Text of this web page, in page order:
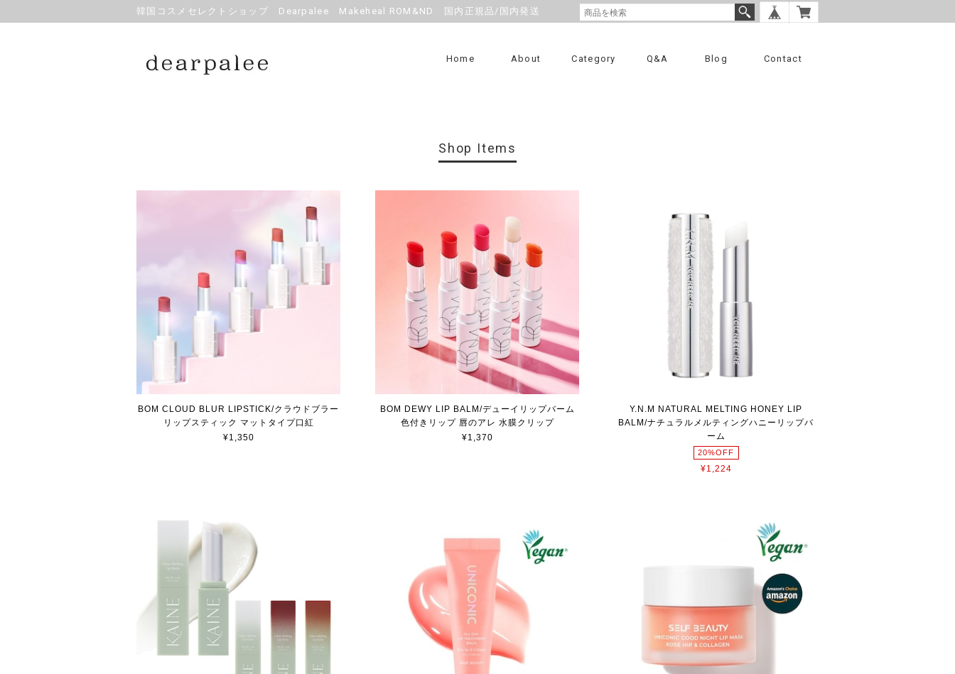
韓国コスメセレクトショップ Dearpalee Makeheal ROM&ND 国内正規品/国内発送
Home About Category Q&A Blog Contact
Shop Items
BOM CLOUD BLUR LIPSTICK/クラウドブラー
リップスティック マットタイプ口紅
¥1,350
BOM DEWY LIP BALM/デューイリップバーム
色付きリップ 唇のアレ 水膜クリップ
¥1,370
Y.N.M NATURAL MELTING HONEY LIP
BALM/ナチュラルメルティングハニーリップバ
ーム
20%OFF
¥1,224